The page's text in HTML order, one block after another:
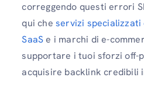
correggendo questi errori
qui che servizi
SaaSe i marchi di e-
supportare i tuoi sforzi off-
acquisire backlink credibili